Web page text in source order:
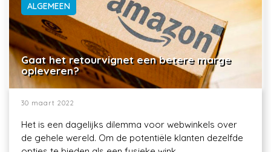
ALGEMEEN
Gaat het retourvignet een betere marge
opleveren?
30 maart 2022
Het is een dagelijks dilemma voor webwinkels over
de gehele wereld. Om de potentiële klanten dezelfde